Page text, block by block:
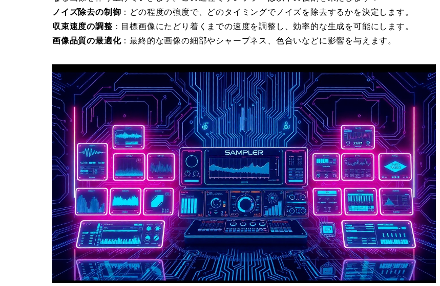
ノイズ除去の制御 ：どの程度の強度で、どのタイミングでノイズを除去するかを決定します。
収束速度の調整 ：目標画像にたどり着くまでの速度を調整し、効率的な生成を可能にします。
画像品質の最適化：最終的な画像の細部やシャープネス、色合いなどに影響を与えます。